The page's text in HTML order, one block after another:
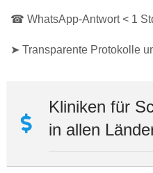
☎ WhatsApp-Antwort < 1
➤ Transparente Protokolle
Kliniken für
in allen